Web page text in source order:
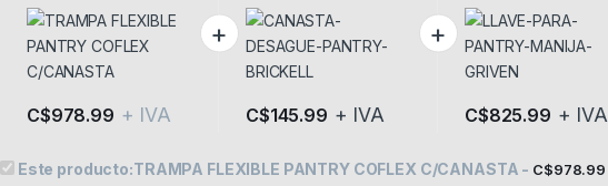
C/CANASTA
C$978.99 + IVA C$145.99 + IVA
GRIVEN
C$825.99 + IVA
Este producto:TRAMPA FLEXIBLE PANTRY COFLEX C/CANASTA - C$978.99